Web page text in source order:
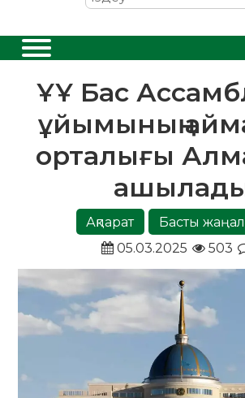
ҰҰ Бас
ұйымының
орталығы
Ақпарат
Басты
05.03.2025
503